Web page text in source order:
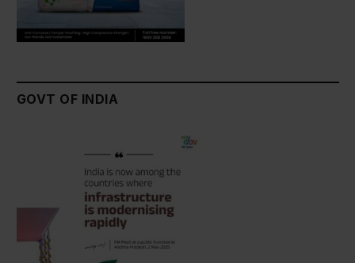
GOVT OF INDIA